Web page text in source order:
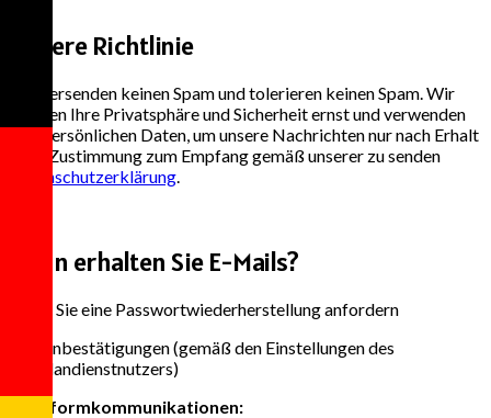
Unsere Richtlinie
Wir versenden keinen Spam und tolerieren keinen Spam. Wir
nehmen Ihre Privatsphäre und Sicherheit ernst und verwenden
Ihre persönlichen Daten, um unsere Nachrichten nur nach Erhalt
Ihrer Zustimmung zum Empfang gemäß unserer zu senden
Datenschutzerklärung.
Wann erhalten Sie E-Mails?
Wenn Sie eine Passwortwiederherstellung anfordern
Terminbestätigungen (gemäß den Einstellungen des
Zeitplandienstnutzers)
Plattformkommunikationen: